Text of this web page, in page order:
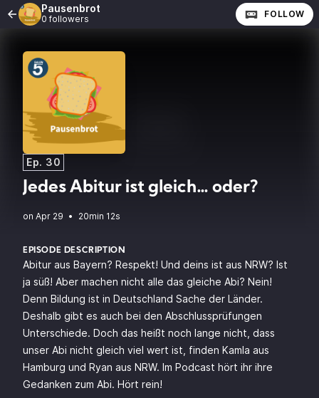
Pausenbrot
0 followers FOLLOW
Ep. 30
Jedes Abitur ist gleich… oder?
• 20min 12s
EPISODE DESCRIPTION
Abitur aus Bayern? Respekt! Und deins ist aus NRW? Ist
ja süß! Aber machen nicht alle das gleiche Abi? Nein!
Denn Bildung ist in Deutschland Sache der Länder.
Deshalb gibt es auch bei den Abschlussprüfungen
Unterschiede. Doch das heißt noch lange nicht, dass
unser Abi nicht gleich viel wert ist, finden Kamla aus
Hamburg und Ryan aus NRW. Im Podcast hört ihr ihre
Gedanken zum Abi. Hört rein!